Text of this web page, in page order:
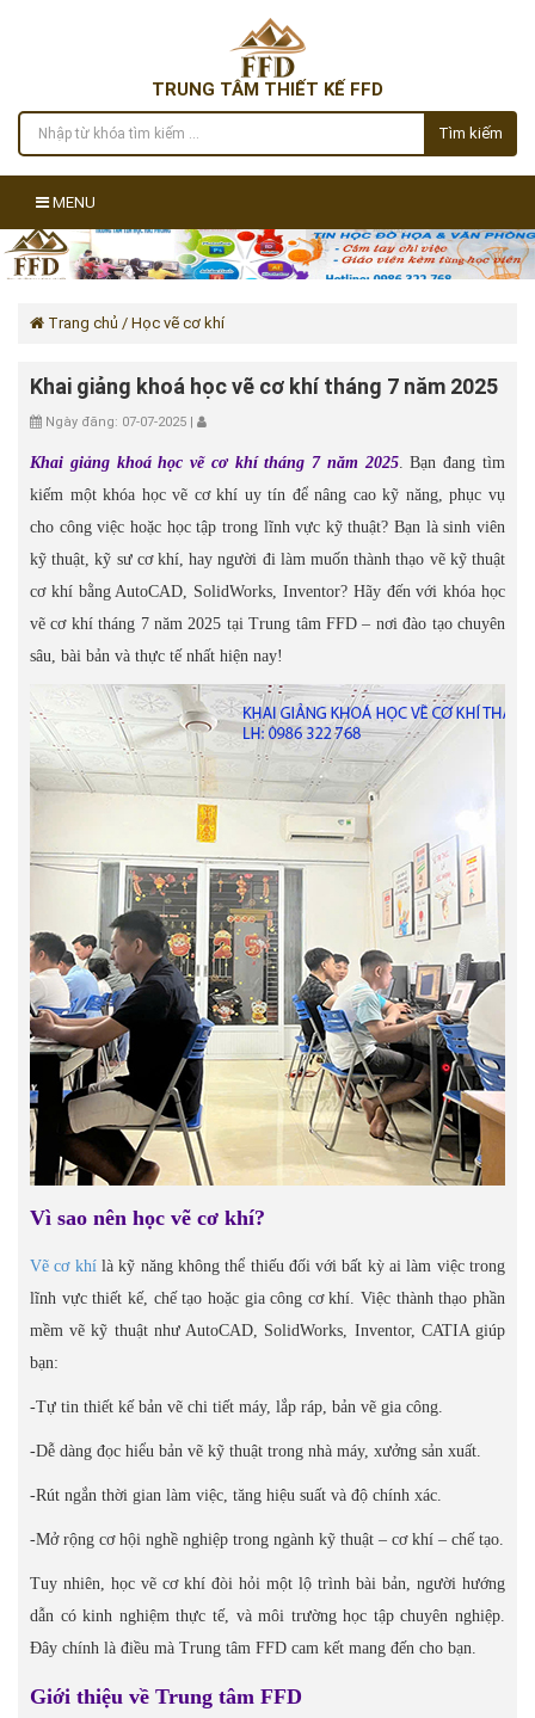
TRUNG TÂM THIẾT KẾ FFD
Tìm kiếm
MENU
Trang chủ / Học vẽ cơ khí
Khai giảng khoá học vẽ cơ khí tháng 7 năm 2025
Ngày đăng: 07-07-2025 |
Khai giảng khoá học vẽ cơ khí tháng 7 năm 2025. Bạn đang tìm
kiếm một khóa học vẽ cơ khí uy tín để nâng cao kỹ năng, phục vụ
cho công việc hoặc học tập trong lĩnh vực kỹ thuật? Bạn là sinh viên
kỹ thuật, kỹ sư cơ khí, hay người đi làm muốn thành thạo vẽ kỹ thuật
cơ khí bằng AutoCAD, SolidWorks, Inventor? Hãy đến với khóa học
vẽ cơ khí tháng 7 năm 2025 tại Trung tâm FFD – nơi đào tạo chuyên
sâu, bài bản và thực tế nhất hiện nay!
Vì sao nên học vẽ cơ khí?
Vẽ cơ khílà kỹ năng không thể thiếu đối với bất kỳ ai làm việc trong
lĩnh vực thiết kế, chế tạo hoặc gia công cơ khí. Việc thành thạo phần
mềm vẽ kỹ thuật như AutoCAD, SolidWorks, Inventor, CATIA giúp
bạn:
-Tự tin thiết kế bản vẽ chi tiết máy, lắp ráp, bản vẽ gia công.
-Dễ dàng đọc hiểu bản vẽ kỹ thuật trong nhà máy, xưởng sản xuất.
-Rút ngắn thời gian làm việc, tăng hiệu suất và độ chính xác.
-Mở rộng cơ hội nghề nghiệp trong ngành kỹ thuật – cơ khí – chế tạo.
Tuy nhiên, học vẽ cơ khí đòi hỏi một lộ trình bài bản, người hướng
dẫn có kinh nghiệm thực tế, và môi trường học tập chuyên nghiệp.
Đây chính là điều mà Trung tâm FFD cam kết mang đến cho bạn.
Giới thiệu về Trung tâm FFD